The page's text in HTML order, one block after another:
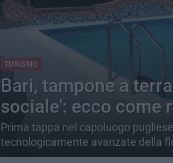
TURISMO
Bari, tampone a
sociale': ecco come
Prima tappa nel capoluogo
tecnologicamente avanzate della